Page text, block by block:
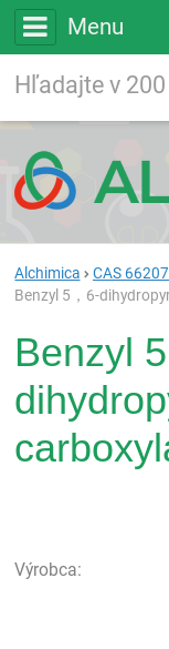
Menu
Alchimica
CAS
Benzyl 5，6-
Benzyl
Výrobca: